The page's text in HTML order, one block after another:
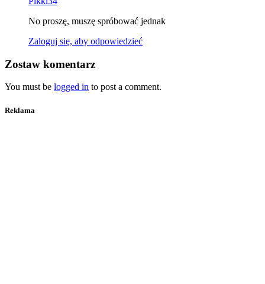
No proszę, muszę spróbować jednak
Zaloguj się, aby odpowiedzieć
Zostaw komentarz
You must be logged in to post a comment.
Reklama